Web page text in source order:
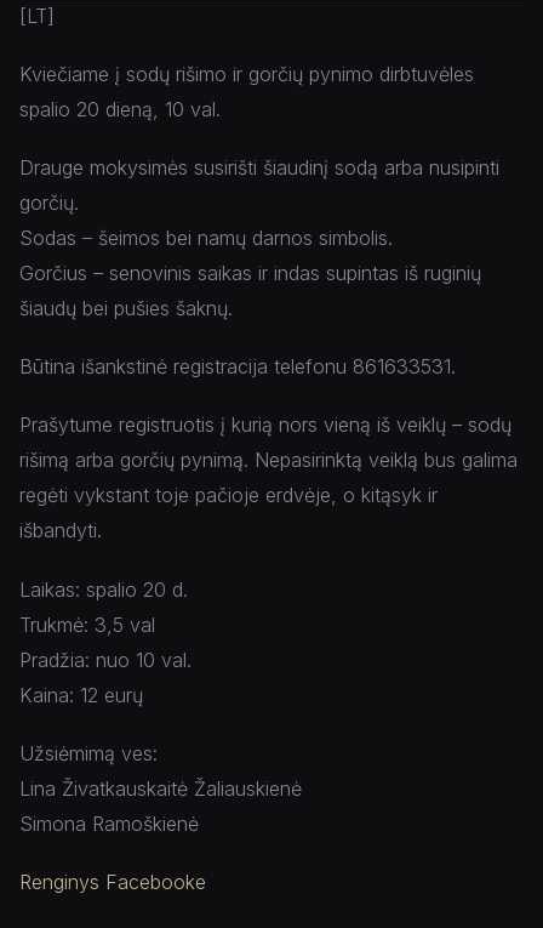
[LT]
Kviečiame į sodų rišimo ir gorčių pynimo dirbtuvėles
spalio 20 dieną, 10 val.
Drauge mokysimės susirišti šiaudinį sodą arba nusipinti
gorčių.
Sodas – šeimos bei namų darnos simbolis.
Gorčius – senovinis saikas ir indas supintas iš ruginių
šiaudų bei pušies šaknų.
Būtina išankstinė registracija telefonu 861633531.
Prašytume registruotis į kurią nors vieną iš veiklų – sodų
rišimą arba gorčių pynimą. Nepasirinktą veiklą bus galima
regėti vykstant toje pačioje erdvėje, o kitąsyk ir
išbandyti.
Laikas: spalio 20 d.
Trukmė: 3,5 val
Pradžia: nuo 10 val.
Kaina: 12 eurų
Užsiėmimą ves:
Lina Živatkauskaitė Žaliauskienė
Simona Ramoškienė
Renginys Facebooke